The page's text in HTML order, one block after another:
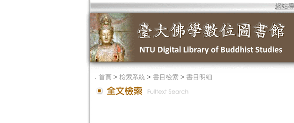
網站
． 首頁> 檢索系統> 書目檢索> 書目明細